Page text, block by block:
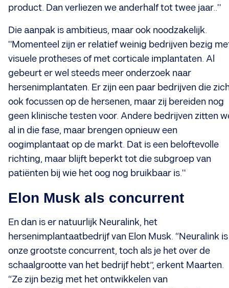
product. Dan verliezen we anderhalf tot twee jaar.."
Die aanpak is ambitieus, maar ook noodzakelijk.
"Momenteel zijn er relatief weinig bedrijven bezig
visuele protheses of met corticale implantaten. Al
gebeurt er wel steeds meer onderzoek naar
hersenimplantaten. Er zijn een paar bedrijven die
ook focussen op de hersenen, maar zij bereiden nog
geen klinische testen voor. Andere bedrijven zitten
al in die fase, maar brengen opnieuw een
oogimplantaat op de markt. Dat is een beloftevolle
richting, maar blijft beperkt tot die subgroep van
patiënten bij wie het oog nog bruikbaar is."
Elon Musk als concurrent
En dan is er natuurlijk Neuralink, het
hersenimplantaatbedrijf van Elon Musk. “Neuralink is
onze grootste concurrent, toch als je het over de
schaalgrootte van het bedrijf hebt”, erkent Maarten.
“Ze zijn bezig met het ontwikkelen van